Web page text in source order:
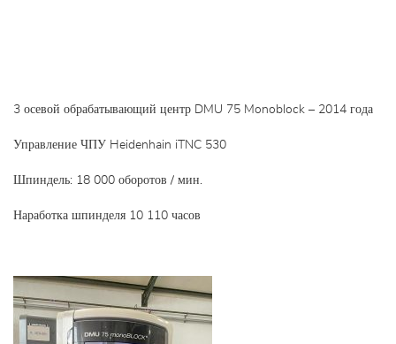
3 осевой обрабатывающий центр DMU 75 Monoblock – 2014 года
Управление ЧПУ Heidenhain iTNC 530
Шпиндель: 18 000 оборотов / мин.
Наработка шпинделя 10 110 часов